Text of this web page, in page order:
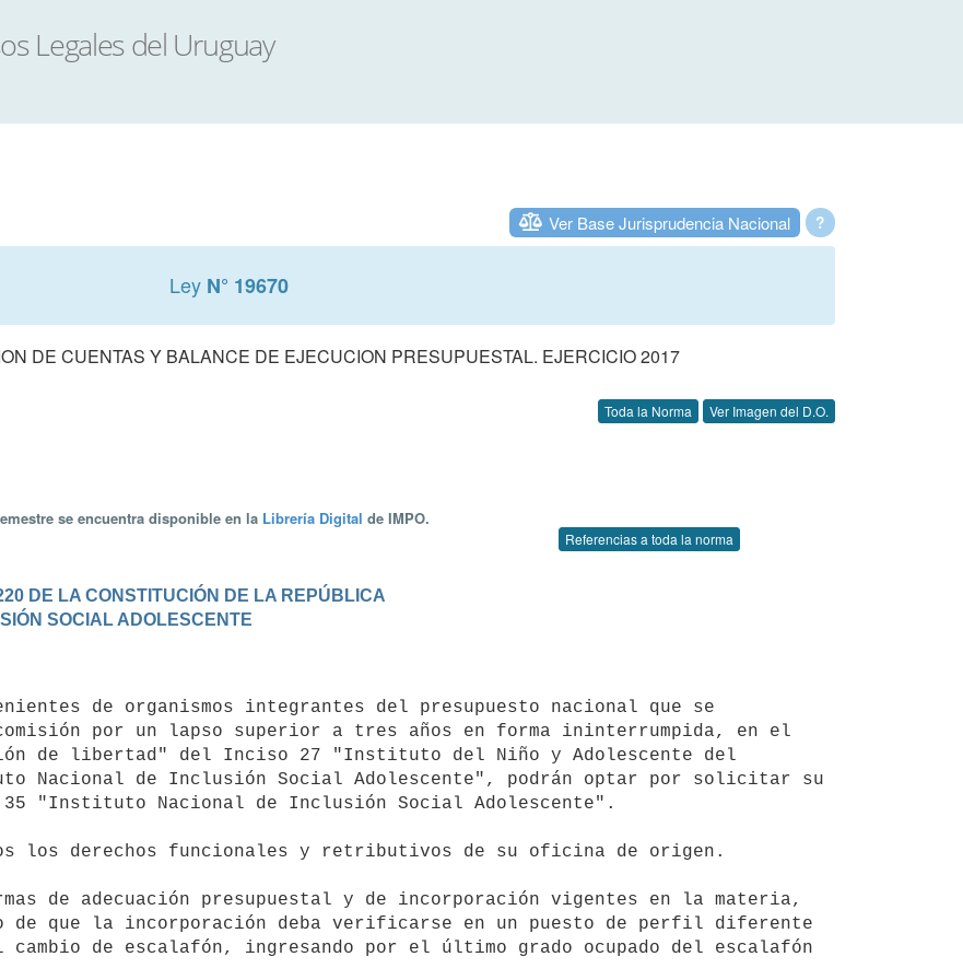
?
Ver Base Jurisprudencia Nacional
Ley N° 19670
DE CUENTAS Y BALANCE DE EJECUCION PRESUPUESTAL. EJERCICIO 2017
Toda la Norma Ver Imagen del D.O.
se encuentra disponible en la Librería Digital de IMPO.
Referencias a toda la norma
DE LA CONSTITUCIÓN DE LA REPÚBLICA
SOCIAL ADOLESCENTE
comisión por un lapso superior a tres años en forma ininterrumpida, en el
de libertad" del Inciso 27 "Instituto del Niño y Adolescente del
Nacional de Inclusión Social Adolescente", podrán optar por solicitar su
"Instituto Nacional de Inclusión Social Adolescente".
de que la incorporación deba verificarse en un puesto de perfil diferente
de escalafón, ingresando por el último grado ocupado del escalafón